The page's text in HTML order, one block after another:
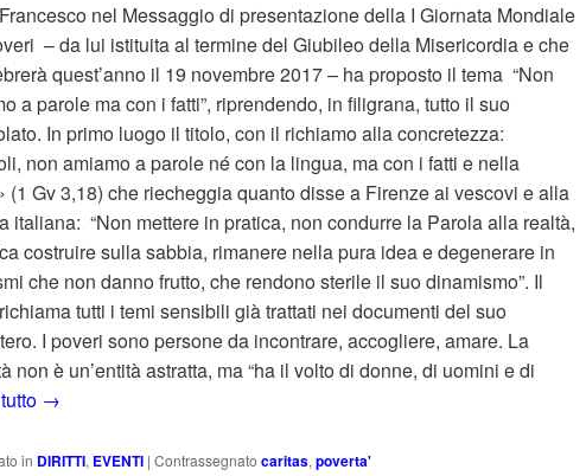
nel Messaggio di presentazione della I Giornata Mondiale
– da lui istituita al termine del Giubileo della Misericordia e che
quest’anno il 19 novembre 2017 – ha proposto il tema “Non
a parole ma con i fatti”, riprendendo, in filigrana, tutto il suo
In primo luogo il titolo, con il richiamo alla concretezza:
non amiamo a parole né con la lingua, ma con i fatti e nella
(1 Gv 3,18) che riecheggia quanto disse a Firenze ai vescovi e alla
italiana: “Non mettere in pratica, non condurre la Parola alla realtà,
costruire sulla sabbia, rimanere nella pura idea e degenerare in
che non danno frutto, che rendono sterile il suo dinamismo”. Il
tutti i temi sensibili già trattati nei documenti del suo
I poveri sono persone da incontrare, accogliere, amare. La
non è un’entità astratta, ma “ha il volto di donne, di uomini e di
Giornata mondiale dei Poveri (19 novembre 2017)- Caritas Italiana
→
in DIRITTI, EVENTI | Contrassegnato caritas, poverta'